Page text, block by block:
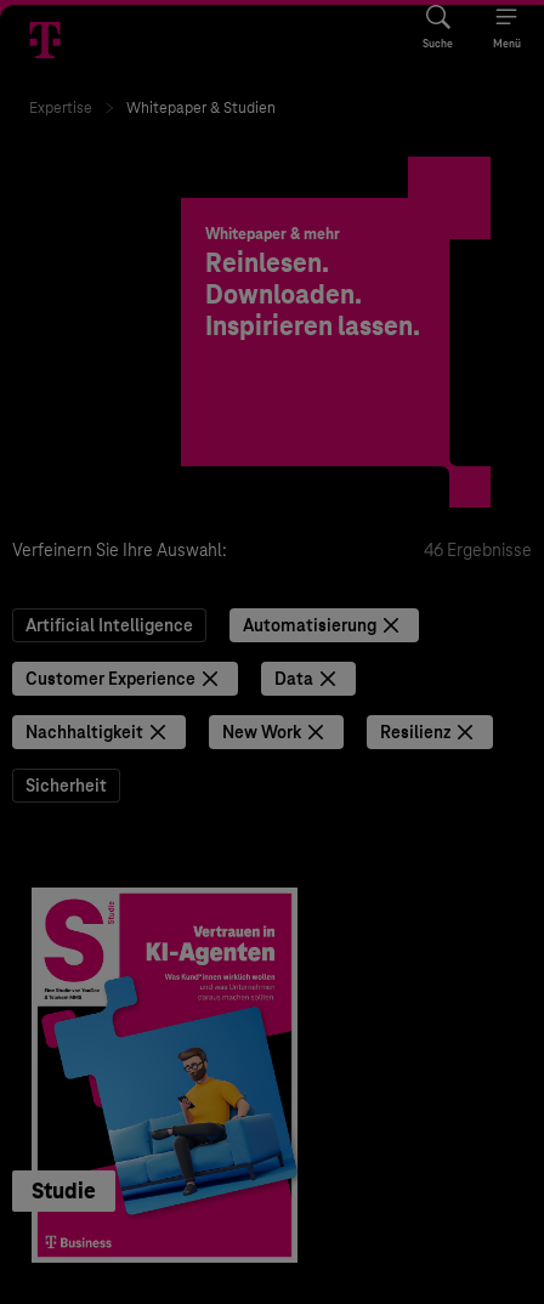
Suche Menü
Expertise Whitepaper & Studien
Whitepaper & mehr
Reinlesen.
Downloaden.
Inspirieren lassen.
Verfeinern Sie Ihre Auswahl: 46 Ergebnisse
Artificial Intelligence Automatisierung
Customer Experience Data
Nachhaltigkeit New Work Resilienz
Sicherheit
Studie